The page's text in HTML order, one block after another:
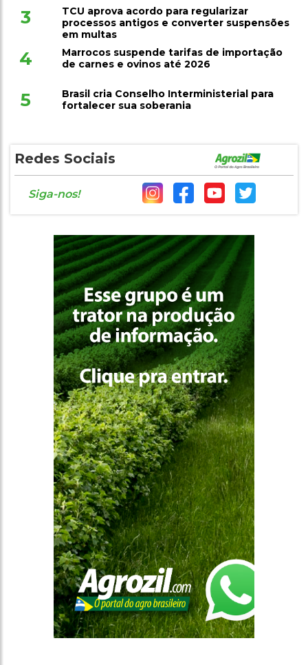
3
TCU aprova acordo para regularizar
processos antigos e converter suspensões
em multas
4
Marrocos suspende tarifas de importação
de carnes e ovinos até 2026
5
Brasil cria Conselho Interministerial para
fortalecer sua soberania
Redes Sociais
Siga-nos!